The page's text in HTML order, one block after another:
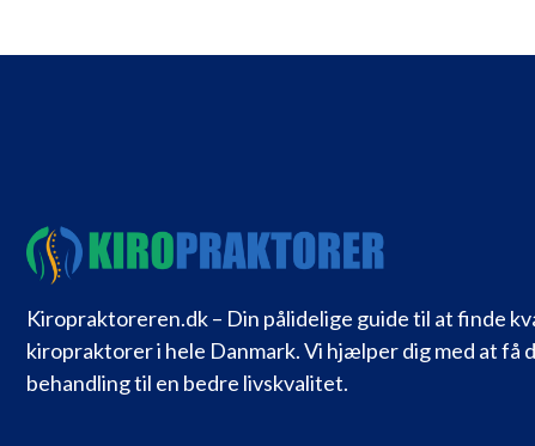
Kiropraktoreren.dk – Din pålidelige guide til at finde
kiropraktorer i hele Danmark. Vi hjælper dig med at få
behandling til en bedre livskvalitet.